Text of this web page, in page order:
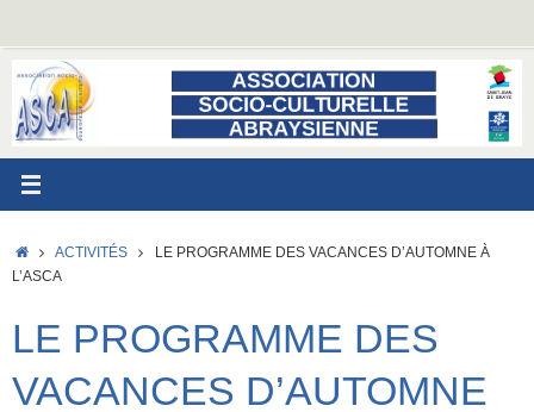
contenu
ACCUEIL
ACTIVITÉS
LE PROGRAMME DES VACANCES D’AUTOMNE À
L’ASCA
LE PROGRAMME DES
VACANCES D’AUTOMNE